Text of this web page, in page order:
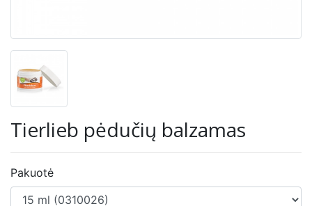
Tierlieb pėdučių balzamas
Pakuotė